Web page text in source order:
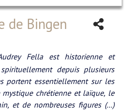
de Bingen
Fella est historienne et
spirituellement depuis plusieurs
portent essentiellement sur les
chrétienne et laïque, le
et de nombreuses figures (…)